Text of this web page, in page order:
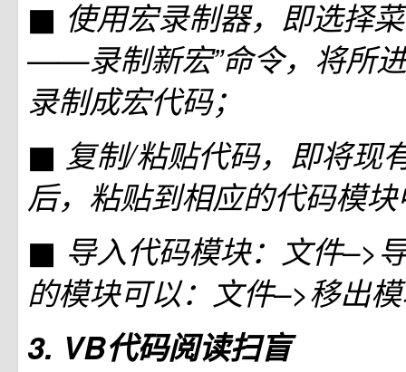
■ 使用宏录制器，即选择
——录制新宏”命令，将所
录制成宏代码；
■ 复制/粘贴代码，即将现
后，粘贴到相应的代码模
■ 导入代码模块：文件–>
的模块可以：文件–>移出
3. VB代码阅读扫盲